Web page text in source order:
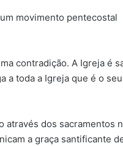
movimento pentecostal
contradição. A Igreja é
a toda a Igreja que é o
através dos sacramentos
a graça santificante